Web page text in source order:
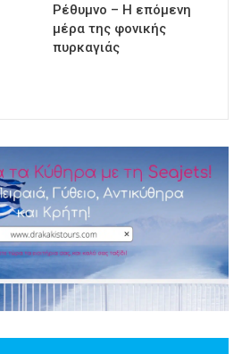
Ρέθυμνο – Η επόμενη
μέρα της φονικής
πυρκαγιάς